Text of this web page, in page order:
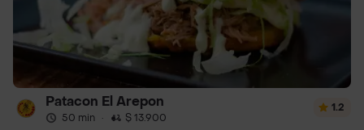
Patacon El Arepon
50 min · $ 13.900
1.2